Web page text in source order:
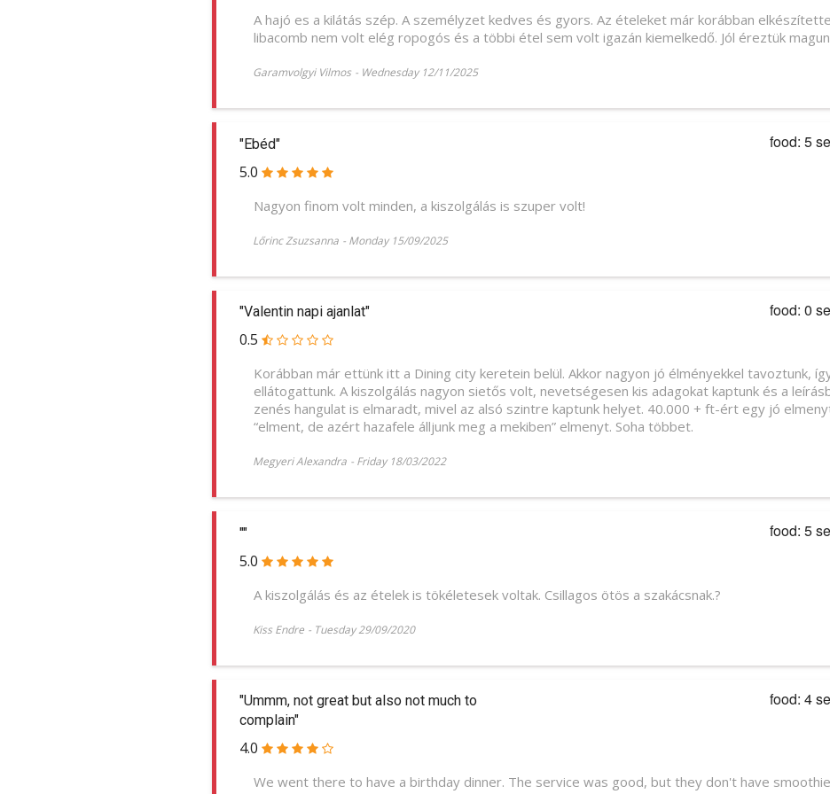
A hajó es a kilátás szép. A személyzet kedves és gyors. Az ételeket már korábban
libacomb nem volt elég ropogós és a többi étel sem volt igazán kiemelkedő. Jól éreztük
Garamvolgyi Vilmos - Wednesday 12/11/2025
"Ebéd"
5.0
food: 5
Nagyon finom volt minden, a kiszolgálás is szuper volt!
Lőrinc Zsuzsanna - Monday 15/09/2025
"Valentin napi ajanlat"
0.5
food: 0
Korábban már ettünk itt a Dining city keretein belül. Akkor nagyon jó élményekkel tavoztunk,
ellátogattunk. A kiszolgálás nagyon sietős volt, nevetségesen kis adagokat kaptunk és a
zenés hangulat is elmaradt, mivel az alsó szintre kaptunk helyet. 40.000 + ft-ért egy jó
“elment, de azért hazafele álljunk meg a mekiben” elmenyt. Soha többet.
Megyeri Alexandra - Friday 18/03/2022
""
5.0
food: 5
A kiszolgálás és az ételek is tökéletesek voltak. Csillagos ötös a szakácsnak.?
Kiss Endre - Tuesday 29/09/2020
"Ummm, not great but also not much to
complain"
4.0
food: 4
We went there to have a birthday dinner. The service was good, but they don't have